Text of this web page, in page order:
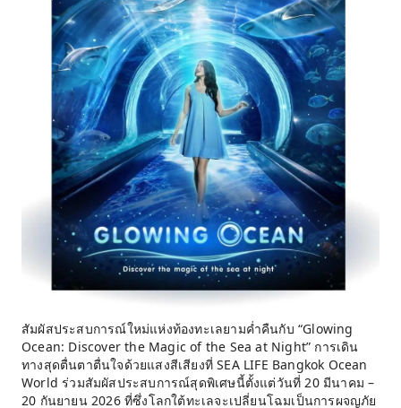
สัมผัสประสบการณ์ใหม่แห่งท้องทะเลยามค่ำคืนกับ “Glowing
Ocean: Discover the Magic of the Sea at Night” การเดิน
ทางสุดตื่นตาตื่นใจด้วยแสงสีเสียงที่ SEA LIFE Bangkok Ocean
World ร่วมสัมผัสประสบการณ์สุดพิเศษนี้ตั้งแต่วันที่ 20 มีนาคม –
20 กันยายน 2026 ที่ซึ่งโลกใต้ทะเลจะเปลี่ยนโฉมเป็นการผจญภัย